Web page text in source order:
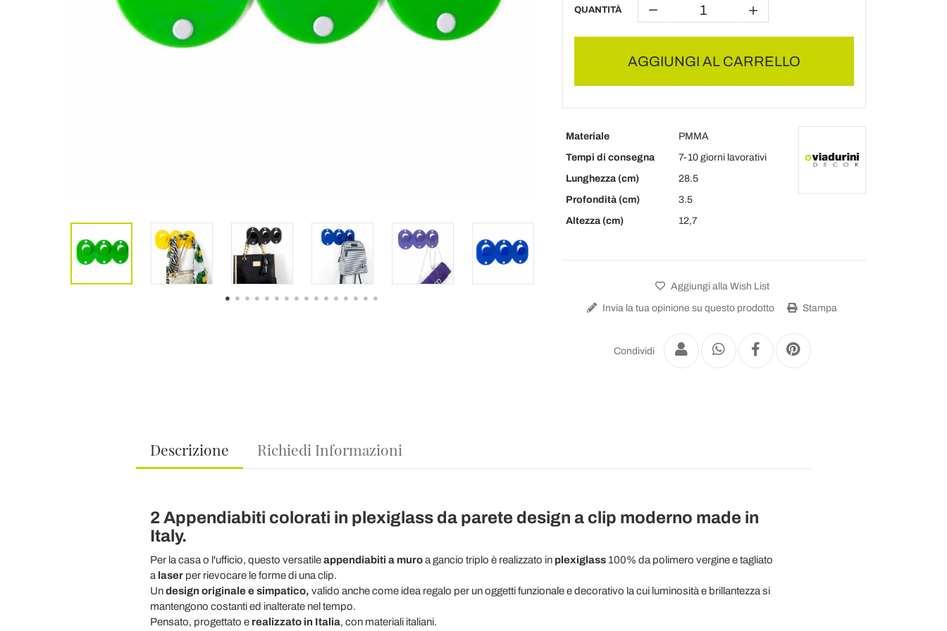
QUANTITÀ
AGGIUNGI AL CARRELLO
Materiale
PMMA
Tempi di consegna
7-10 giorni lavorativi
Lunghezza (cm)
28.5
Profondità (cm)
3.5
Altezza (cm)
12,7
Aggiungi alla Wish List
Invia la tua opinione su questo prodotto Stampa
Condividi
Descrizione Richiedi Informazioni
2 Appendiabiti colorati in plexiglass da parete design a clip moderno made in
Italy.
Per la casa o l'ufficio, questo versatileappendiabiti a muroa gancio triplo è realizzato in plexiglass100% da polimero vergine e tagliato
a laserper rievocare le forme di una clip.
Undesign originale e simpatico, valido anche come idea regalo per un oggetti funzionale e decorativo la cui luminosità e brillantezza si
mantengono costanti ed inalterate nel tempo.
Pensato, progettato e realizzato in Italia, con materiali italiani.